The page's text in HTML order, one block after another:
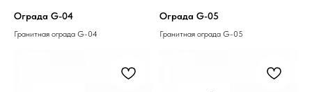
Ограда G-04
Гранитная ограда G-04
Ограда G-05
Гранитная ограда G-05